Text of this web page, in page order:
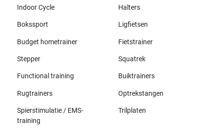
Indoor Cycle Halters
Bokssport Ligfietsen
Budget hometrainer Fietstrainer
Stepper Squatrek
Functional training Buiktrainers
Rugtrainers Optrekstangen
Spierstimulatie / EMS-
training
Trilplaten